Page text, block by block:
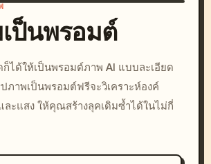
c, cyberpunk sunset, neon
colors, 8k --v 6.0
ป็นพรอมต์
ก็ได้ให้เป็นพรอมต์ภาพ AI แบบละเอียด
ภาพเป็นพรอมต์ฟรีจะวิเคราะห์องค์
ละแสง ให้คุณสร้างลุคเดิมซ้ำได้ในไม่กี่